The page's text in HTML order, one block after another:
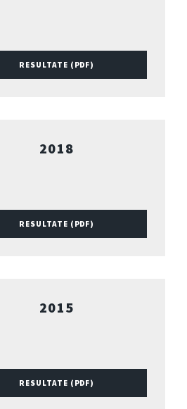
RESULTATE (PDF)
2018
RESULTATE (PDF)
2015
RESULTATE (PDF)